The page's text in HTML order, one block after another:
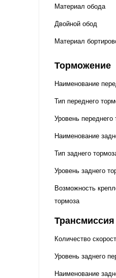
Материал обода
Двойной обод
Материал
Торможение
Наименование
Тип переднего
Уровень переднего
Наименование
Тип заднего
Уровень заднего
Возможность
тормоза
Трансмиссия
Количество
Уровень заднего
Наименование